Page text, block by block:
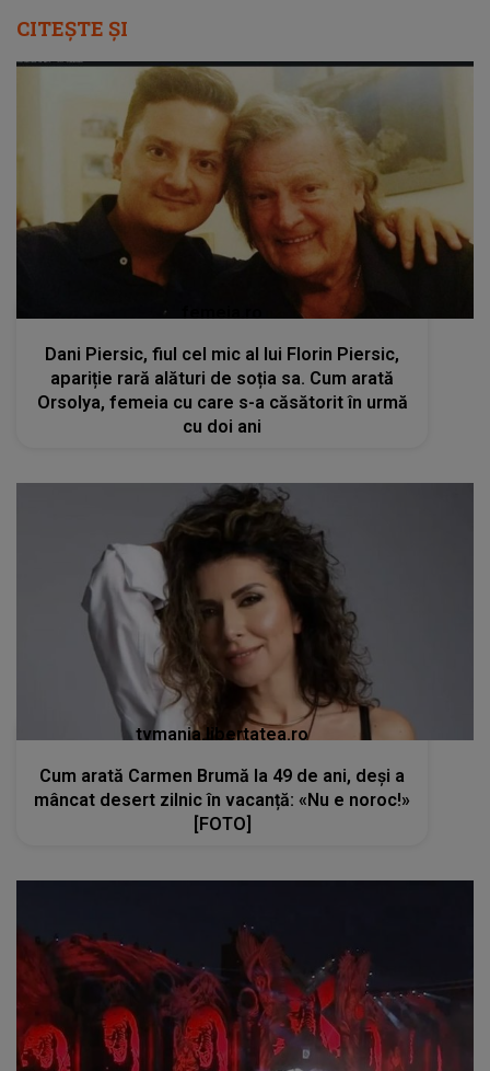
CITEȘTE ȘI
Dani Piersic, fiul cel mic al lui Florin Piersic,
apariție rară alături de soția sa. Cum arată
Orsolya, femeia cu care s-a căsătorit în urmă
cu doi ani
tvmania.libertatea.ro
Cum arată Carmen Brumă la 49 de ani, deși a
mâncat desert zilnic în vacanță: «Nu e noroc!»
[FOTO]